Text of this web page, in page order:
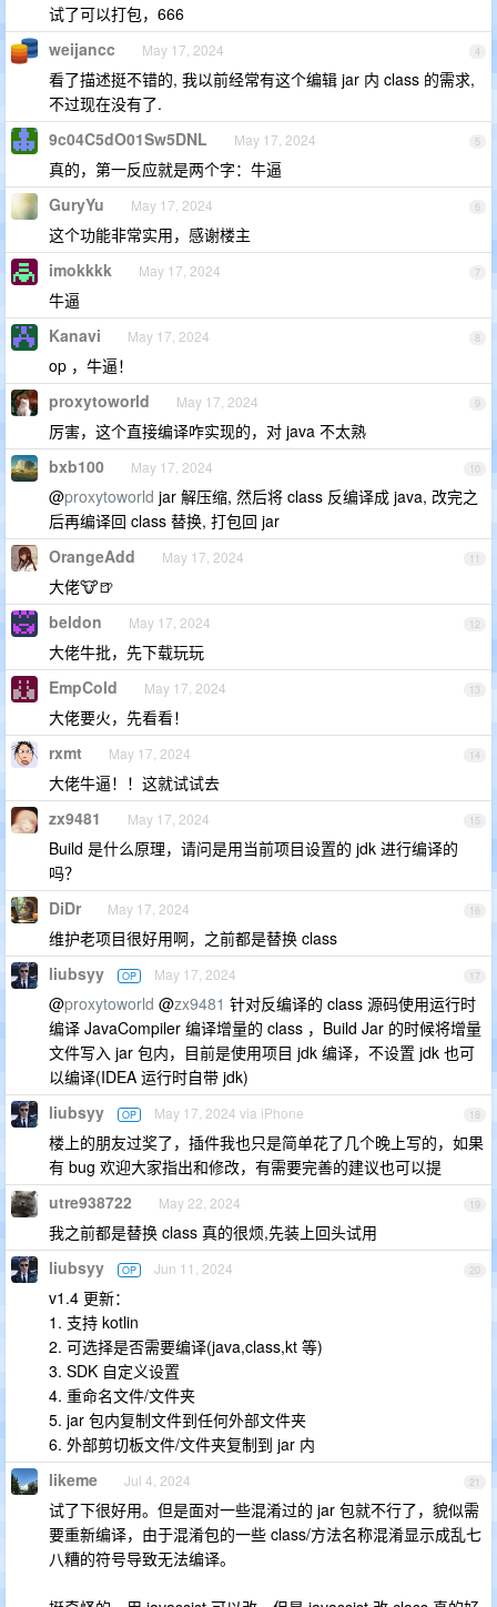
试了可以打包，666
4
weijancc May 17, 2024
看了描述挺不错的, 我以前经常有这个编辑 jar 内 class 的需求,
不过现在没有了.
5
9c04C5dO01Sw5DNL May 17, 2024
真的，第一反应就是两个字：牛逼
6
GuryYu May 17, 2024
这个功能非常实用，感谢楼主
7
imokkkk May 17, 2024
牛逼
8
Kanavi May 17, 2024
op ，牛逼！
9
proxytoworld May 17, 2024
厉害，这个直接编译咋实现的，对 java 不太熟
10
bxb100 May 17, 2024
@proxytoworld jar 解压缩, 然后将 class 反编译成 java, 改完之
后再编译回 class 替换, 打包回 jar
11
OrangeAdd May 17, 2024
大佬🐮🍺
12
beldon May 17, 2024
大佬牛批，先下载玩玩
13
EmpCold May 17, 2024
大佬要火，先看看！
14
rxmt May 17, 2024
大佬牛逼！！这就试试去
15
zx9481 May 17, 2024
Build 是什么原理，请问是用当前项目设置的 jdk 进行编译的
吗？
16
DiDr May 17, 2024
维护老项目很好用啊，之前都是替换 class
17
liubsyy OP May 17, 2024
@proxytoworld @zx9481 针对反编译的 class 源码使用运行时
编译 JavaCompiler 编译增量的 class ，Build Jar 的时候将增量
文件写入 jar 包内，目前是使用项目 jdk 编译，不设置 jdk 也可
以编译(IDEA 运行时自带 jdk)
18
liubsyy OP May 17, 2024 via iPhone
楼上的朋友过奖了，插件我也只是简单花了几个晚上写的，如果
有 bug 欢迎大家指出和修改，有需要完善的建议也可以提
19
utre938722 May 22, 2024
我之前都是替换 class 真的很烦,先装上回头试用
20
liubsyy OP Jun 11, 2024
v1.4 更新：
1. 支持 kotlin
2. 可选择是否需要编译(java,class,kt 等)
3. SDK 自定义设置
4. 重命名文件/文件夹
5. jar 包内复制文件到任何外部文件夹
6. 外部剪切板文件/文件夹复制到 jar 内
21
likeme Jul 4, 2024
试了下很好用。但是面对一些混淆过的 jar 包就不行了，貌似需
要重新编译，由于混淆包的一些 class/方法名称混淆显示成乱七
八糟的符号导致无法编译。